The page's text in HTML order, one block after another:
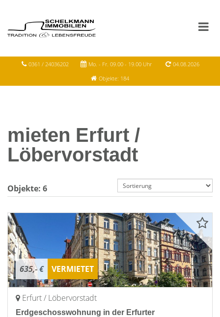
0361 / 24036202 Mo. - Fr. 09.00 - 19.00 Uhr
04.08.2026
Objekte: 184
mieten Erfurt /
Löbervorstadt
Objekte: 6
635,- € VERMIETET
Erfurt / Löbervorstadt
Erdgeschosswohnung in der Erfurter